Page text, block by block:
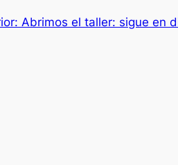
Abrimos el taller: sigue en